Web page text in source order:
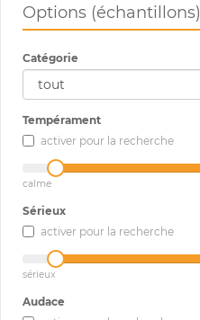
Options (échantillons)
Catégorie
Tempérament
activer pour la recherche
calme
Sérieux
activer pour la recherche
sérieux
Audace